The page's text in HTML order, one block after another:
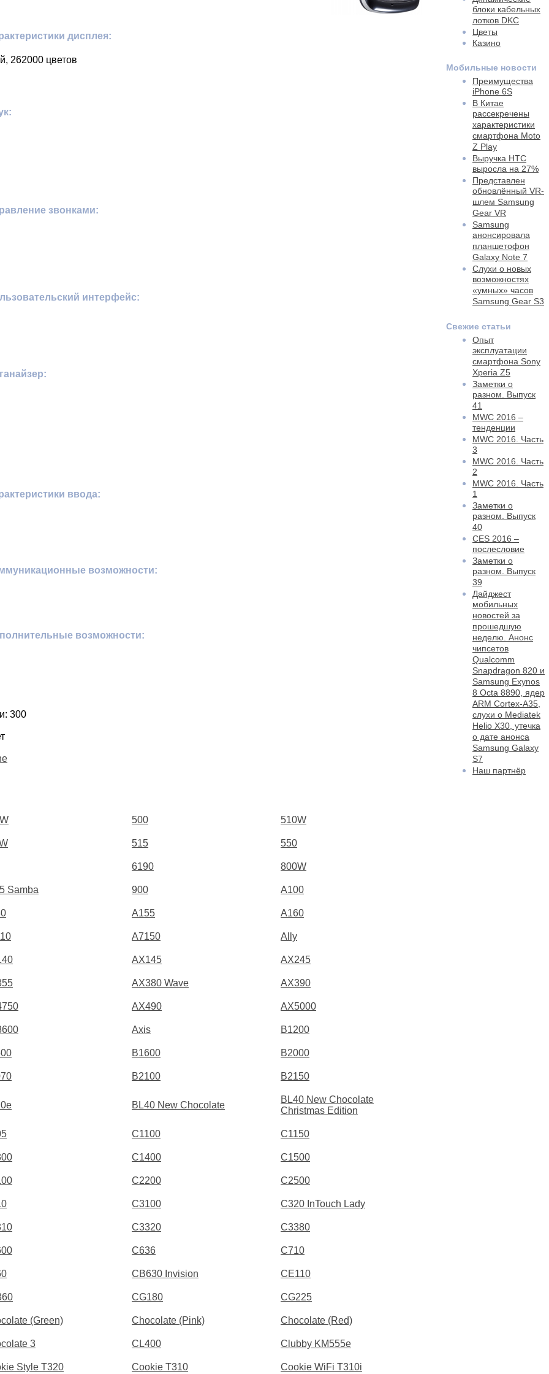
дисплея:
262000 цветов
звонками:
интерфейс:
ввода:
возможности:
возможности:
300
500 510W
515 550
6190 800W
Samba 900 A100
A155 A160
A7150 Ally
AX145 AX245
AX380 Wave AX390
AX490 AX5000
Axis B1200
B1600 B2000
B2100 B2150
BL40 New Chocolate
BL40 New Chocolate
Christmas Edition
C1100 C1150
C1400 C1500
C2200 C2500
C3100 C320 InTouch Lady
C3320 C3380
C636 C710
CB630 Invision CE110
CG180 CG225
(Green) Chocolate (Pink) Chocolate (Red)
3 CL400 Clubby KM555e
Style T320 Cookie T310 Cookie WiFi T310i
блоки кабельных
лотков DKC
Цветы
Казино
Мобильные новости
Преимущества
iPhone 6S
В Китае
рассекречены
характеристики
смартфона Moto
Z Play
Выручка HTC
выросла на 27%
Представлен
обновлённый VR-
шлем Samsung
Gear VR
Samsung
анонсировала
планшетофон
Galaxy Note 7
Слухи о новых
возможностях
«умных» часов
Samsung Gear S3
Свежие статьи
Опыт
эксплуатации
смартфона Sony
Xperia Z5
Заметки о
разном. Выпуск
41
MWC 2016 –
тенденции
MWC 2016. Часть
3
MWC 2016. Часть
2
MWC 2016. Часть
1
Заметки о
разном. Выпуск
40
CES 2016 –
послесловие
Заметки о
разном. Выпуск
39
Дайджест
мобильных
новостей за
прошедшую
неделю. Анонс
чипсетов
Qualcomm
Snapdragon 820 и
Samsung Exynos
8 Octa 8890, ядер
ARM Cortex-A35,
слухи о Mediatek
Helio X30, утечка
о дате анонса
Samsung Galaxy
S7
Наш партнёр